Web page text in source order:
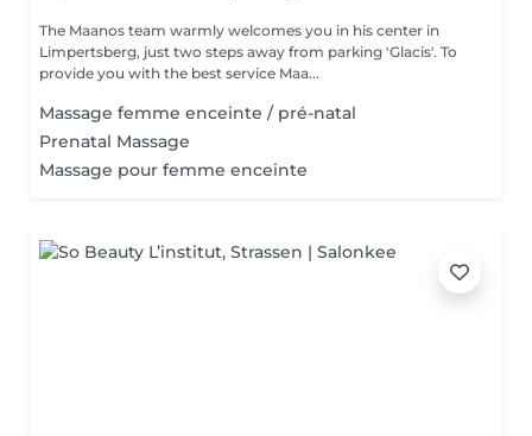
The Maanos team warmly welcomes you in his center in
Limpertsberg, just two steps away from parking 'Glacis'. To
provide you with the best service Maa...
Massage femme enceinte / pré-natal
Prenatal Massage
Massage pour femme enceinte